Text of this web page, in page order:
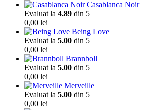
Casablanca Noir
Evaluat la 4.89 din 5
0,00 lei
Being Love
Evaluat la 5.00 din 5
0,00 lei
Brannboll
Evaluat la 5.00 din 5
0,00 lei
Merveille
Evaluat la 5.00 din 5
0,00 lei